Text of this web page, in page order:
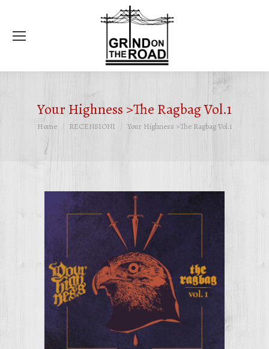
Your Highness >The Ragbag Vol.1
Tu sei qui:
Home RECENSIONI Your Highness >The Ragbag Vol.1